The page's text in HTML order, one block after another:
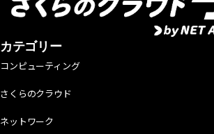
カテゴリー
コンピューティング
さくらのクラウド
ネットワーク